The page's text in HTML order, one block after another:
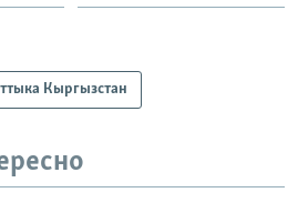
Кыргызстан